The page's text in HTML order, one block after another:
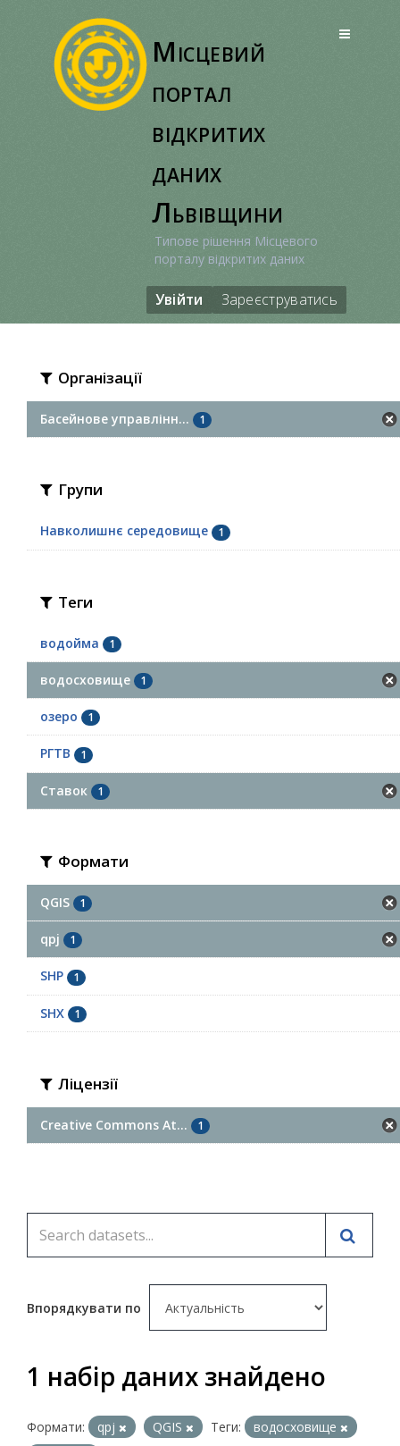
Місцевий
портал
відкритих
даних
Львівщини
Типове рішення Місцевого
порталу відкритих даних
Увійти Зареєструватись
Організації
Басейнове управлінн... 1
Групи
Навколишнє середовище 1
Теги
водойма 1
водосховище 1
озеро 1
РГТВ 1
Ставок 1
Формати
QGIS 1
qpj 1
SHP 1
SHX 1
Ліцензії
Creative Commons At... 1
Впорядкувати по
1 набір даних знайдено
Формати: qpj QGIS Теги:
водосховище